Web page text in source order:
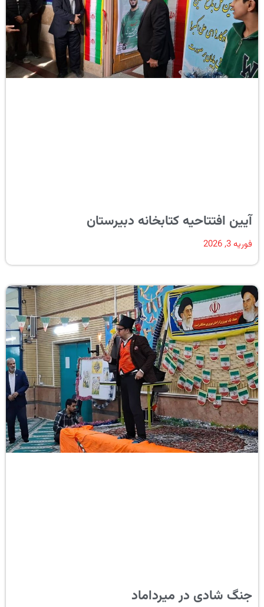
آیین افتتاحیه کتابخانه دبیرستان
فوریه 3, 2026
جنگ شادی در میرداماد